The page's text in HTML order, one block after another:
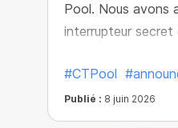
Pool. Nous avons
interrupteur secret
Pool.
#CTPool
Publié : 8 juin 2026